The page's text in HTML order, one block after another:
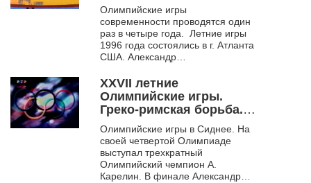
Атланта. 1996. Ч. 4
Олимпийские игры
современности проводятся один
раз в четыре года. Летние игры
1996 года состоялись в г. Атланта
США. Александр
соревнованиях завоевал...
XXVII летние
Олимпийские игры.
Греко-римская борьба.
Сидней. 2000. Ч. 1
Олимпийские игры в Сиднее. На
своей четвертой Олимпиаде
выступал трехкратный
Олимпийский чемпион А.
Карелин. В финале Александр